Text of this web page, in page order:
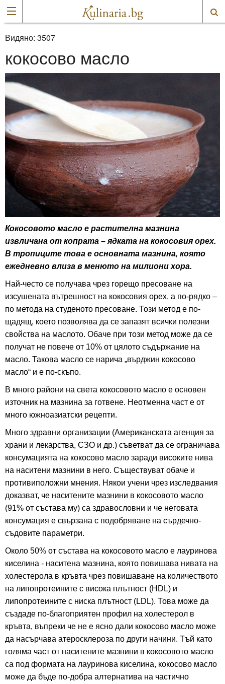
Видяно: 3507
кокосово масло
Кокосовото масло е растителна мазнина
извличана от копрата – ядката на кокосовия орех.
В тропиците това е основната мазнина, която
ежедневно влиза в менюто на милиони хора.
Най-често се получава чрез горещо пресоване на
изсушената вътрешност на кокосовия орех, а по-рядко –
по метода на студеното пресоване. Този метод е по-
щадящ, което позволява да се запазят всички полезни
свойства на маслото. Обаче при този метод може да се
получат не повече от 10% от цялото съдържание на
масло. Такова масло се нарича „върджин кокосово
масло“ и е по-скъпо.
В много райони на света кокосовото масло е основен
източник на мазнина за готвене. Неотменна част е от
много южноазиатски рецепти.
Много здравни организации (Американската агенция за
храни и лекарства, СЗО и др.) съветват да се ограничава
консумацията на кокосово масло заради високите нива
на наситени мазнини в него. Съществуват обаче и
противиположни мнения. Някои учени чрез изследвания
доказват, че наситените мазнини в кокосовото масло
(91% от състава му) са здравословни и че неговата
консумация е свързана с подобряване на сърдечно-
съдовите параметри.
Около 50% от състава на кокосовото масло е лауринова
киселина - наситена мазнина, която повишава нивата на
холестерола в кръвта чрез повишаване на количеството
на липопротеините с висока плътност (HDL) и
липопротеините с ниска плътност (LDL). Това може да
създаде по-благоприятен профил на холестерол в
кръвта, въпреки че не е ясно дали кокосово масло може
да насърчава атеросклероза по други начини. Тъй като
голяма част от наситените мазнини в кокосовото масло
са под формата на лауринова киселина, кокосово масло
може да бъде по-добра алтернатива на частично